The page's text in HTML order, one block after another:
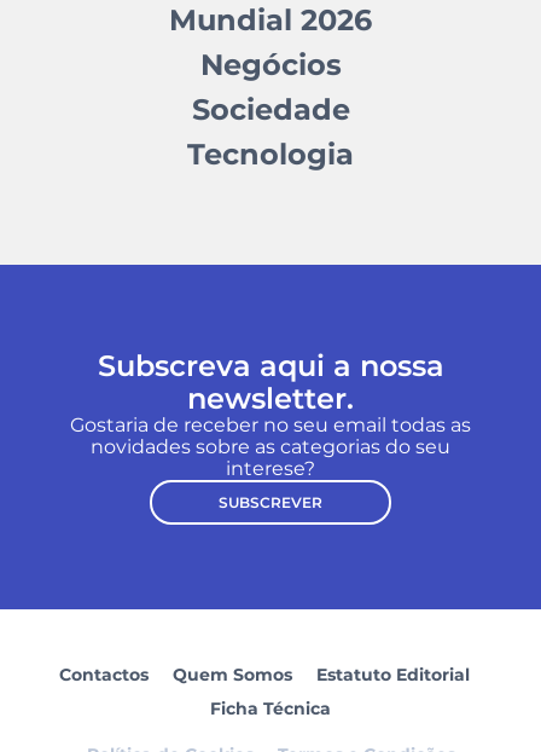
Mundial 2026
Negócios
Sociedade
Tecnologia
Subscreva aqui a nossa
newsletter.
Gostaria de receber no seu email todas as
novidades sobre as categorias do seu
interese?
SUBSCREVER
Contactos Quem Somos
Estatuto Editorial
Ficha Técnica